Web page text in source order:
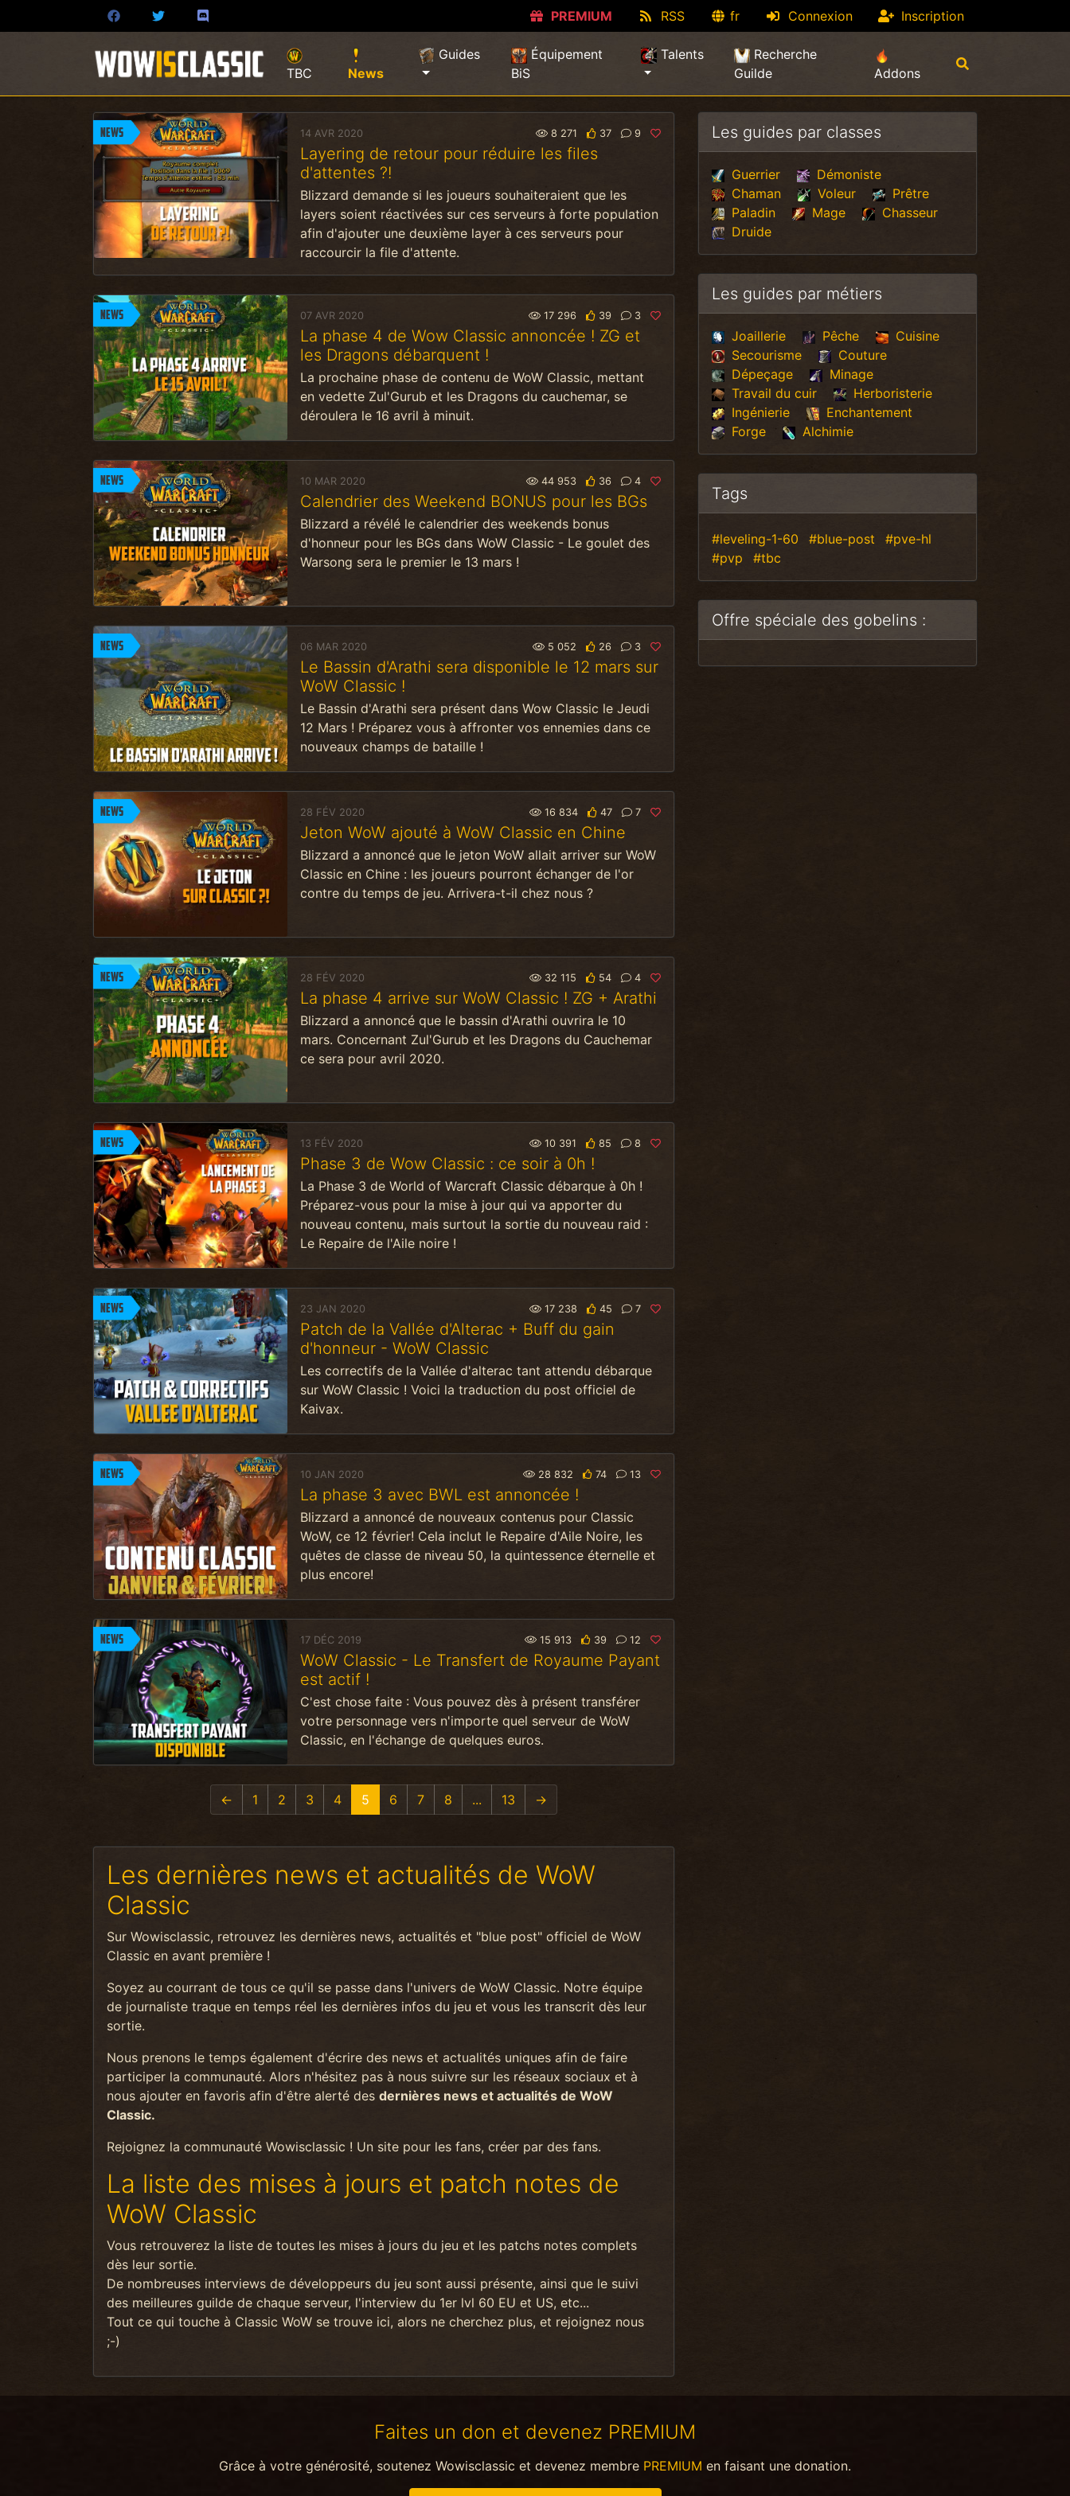
PREMIUM RSS fr Connexion Inscription
TBC News(current)
Guides
Équipement
BiS
Talents
Recherche
Guilde
Addons
News 14 AVR 2020 8 271 37 9
Layering de retour pour réduire les files
d'attentes ?!
Blizzard demande si les joueurs souhaiteraient que les
layers soient réactivées sur ces serveurs à forte population
afin d'ajouter une deuxième layer à ces serveurs pour
raccourcir la file d'attente.
News 07 AVR 2020 17 296 39 3
La phase 4 de Wow Classic annoncée ! ZG et
les Dragons débarquent !
La prochaine phase de contenu de WoW Classic, mettant
en vedette Zul'Gurub et les Dragons du cauchemar, se
déroulera le 16 avril à minuit.
News 10 MAR 2020 44 953 36 4
Calendrier des Weekend BONUS pour les BGs
Blizzard a révélé le calendrier des weekends bonus
d'honneur pour les BGs dans WoW Classic - Le goulet des
Warsong sera le premier le 13 mars !
News 06 MAR 2020 5 052 26 3
Le Bassin d'Arathi sera disponible le 12 mars sur
WoW Classic !
Le Bassin d'Arathi sera présent dans Wow Classic le Jeudi
12 Mars ! Préparez vous à affronter vos ennemies dans ce
nouveaux champs de bataille !
News 28 FÉV 2020 16 834 47 7
Jeton WoW ajouté à WoW Classic en Chine
Blizzard a annoncé que le jeton WoW allait arriver sur WoW
Classic en Chine : les joueurs pourront échanger de l'or
contre du temps de jeu. Arrivera-t-il chez nous ?
News 28 FÉV 2020 32 115 54 4
La phase 4 arrive sur WoW Classic ! ZG + Arathi
Blizzard a annoncé que le bassin d'Arathi ouvrira le 10
mars. Concernant Zul'Gurub et les Dragons du Cauchemar
ce sera pour avril 2020.
News 13 FÉV 2020 10 391 85 8
Phase 3 de Wow Classic : ce soir à 0h !
La Phase 3 de World of Warcraft Classic débarque à 0h !
Préparez-vous pour la mise à jour qui va apporter du
nouveau contenu, mais surtout la sortie du nouveau raid :
Le Repaire de l'Aile noire !
News 23 JAN 2020 17 238 45 7
Patch de la Vallée d'Alterac + Buff du gain
d'honneur - WoW Classic
Les correctifs de la Vallée d'alterac tant attendu débarque
sur WoW Classic ! Voici la traduction du post officiel de
Kaivax.
News 10 JAN 2020 28 832 74 13
La phase 3 avec BWL est annoncée !
Blizzard a annoncé de nouveaux contenus pour Classic
WoW, ce 12 février! Cela inclut le Repaire d'Aile Noire, les
quêtes de classe de niveau 50, la quintessence éternelle et
plus encore!
News 17 DÉC 2019 15 913 39 12
WoW Classic - Le Transfert de Royaume Payant
est actif !
C'est chose faite : Vous pouvez dès à présent transférer
votre personnage vers n'importe quel serveur de WoW
Classic, en l'échange de quelques euros.
← 1 2 3 4 5 6 7 8 ... 13 →
Les dernières news et actualités de WoW
Classic
Sur Wowisclassic, retrouvez les dernières news, actualités et "blue post" officiel de WoW
Classic en avant première !
Soyez au courrant de tous ce qu'il se passe dans l'univers de WoW Classic. Notre équipe
de journaliste traque en temps réel les dernières infos du jeu et vous les transcrit dès leur
sortie.
Nous prenons le temps également d'écrire des news et actualités uniques afin de faire
participer la communauté. Alors n'hésitez pas à nous suivre sur les réseaux sociaux et à
nous ajouter en favoris afin d'être alerté des dernières news et actualités de WoW
Classic.
Rejoignez la communauté Wowisclassic ! Un site pour les fans, créer par des fans.
La liste des mises à jours et patch notes de
WoW Classic
Vous retrouverez la liste de toutes les mises à jours du jeu et les patchs notes complets
dès leur sortie.
De nombreuses interviews de développeurs du jeu sont aussi présente, ainsi que le suivi
des meilleures guilde de chaque serveur, l'interview du 1er lvl 60 EU et US, etc...
Tout ce qui touche à Classic WoW se trouve ici, alors ne cherchez plus, et rejoignez nous
;-)
Les guides par classes
Guerrier
Démoniste
Chaman
Voleur
Prêtre
Paladin
Mage
Chasseur
Druide
Les guides par métiers
Joaillerie Pêche
Cuisine
Secourisme
Couture
Dépeçage
Minage
Travail du cuir
Herboristerie
Ingénierie
Enchantement
Forge
Alchimie
Tags
#leveling-1-60 #blue-post
#pve-hl
#pvp
#tbc
Offre spéciale des gobelins :
Faites un don et devenez PREMIUM
Grâce à votre générosité, soutenez Wowisclassic et devenez membre PREMIUM en faisant une donation.